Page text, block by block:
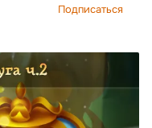
Подписаться